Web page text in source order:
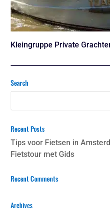
Kleingruppe Private
Search
Recent Posts
Tips voor Fietsen in
Fietstour met Gids
Recent Comments
Archives